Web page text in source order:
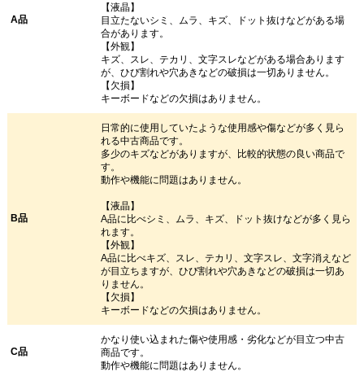
A品
【液晶】
目立たないシミ、ムラ、キズ、ドット抜けなどがある場
合があります。
【外観】
キズ、スレ、テカリ、文字スレなどがある場合あります
が、ひび割れや穴あきなどの破損は一切ありません。
【欠損】
キーボードなどの欠損はありません。
B品
日常的に使用していたような使用感や傷などが多く見ら
れる中古商品です。
多少のキズなどがありますが、比較的状態の良い商品で
す。
動作や機能に問題はありません。
【液晶】
A品に比べシミ、ムラ、キズ、ドット抜けなどが多く見ら
れます。
【外観】
A品に比べキズ、スレ、テカリ、文字スレ、文字消えなど
が目立ちますが、ひび割れや穴あきなどの破損は一切あ
りません。
【欠損】
キーボードなどの欠損はありません。
C品
かなり使い込まれた傷や使用感・劣化などが目立つ中古
商品です。
動作や機能に問題はありません。